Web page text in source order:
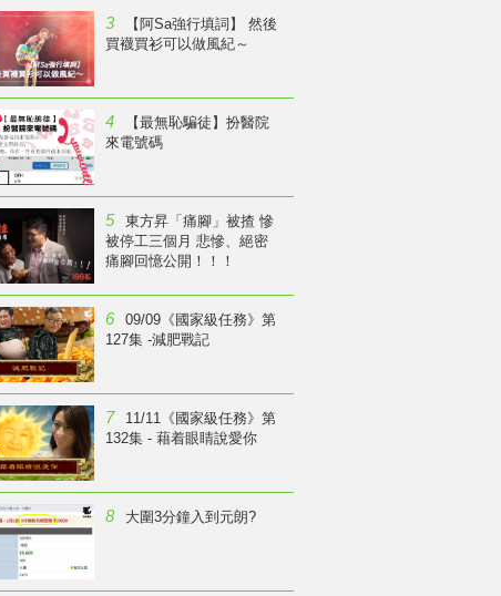
3
【阿Sa強行填詞】 然後
買襪買衫可以做風紀～
4
【最無恥騙徒】扮醫院
來電號碼
5
東方昇「痛腳」被揸 慘
被停工三個月 悲慘、絕密
痛腳回憶公開！！！
6
09/09《國家級任務》第
127集 -減肥戰記
7
11/11《國家級任務》第
132集 - 藉着眼睛說愛你
8 大圍3分鐘入到元朗?